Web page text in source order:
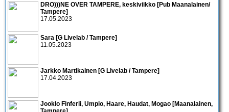
DRO)))NE OVER TAMPERE, keskiviikko [Pub Maanalainen/
Tampere]
17.05.2023
Sara [G Livelab / Tampere]
11.05.2023
Jarkko Martikainen [G Livelab / Tampere]
17.04.2023
Jooklo Finferli, Umpio, Haare, Haudat, Mogao [Maanalainen,